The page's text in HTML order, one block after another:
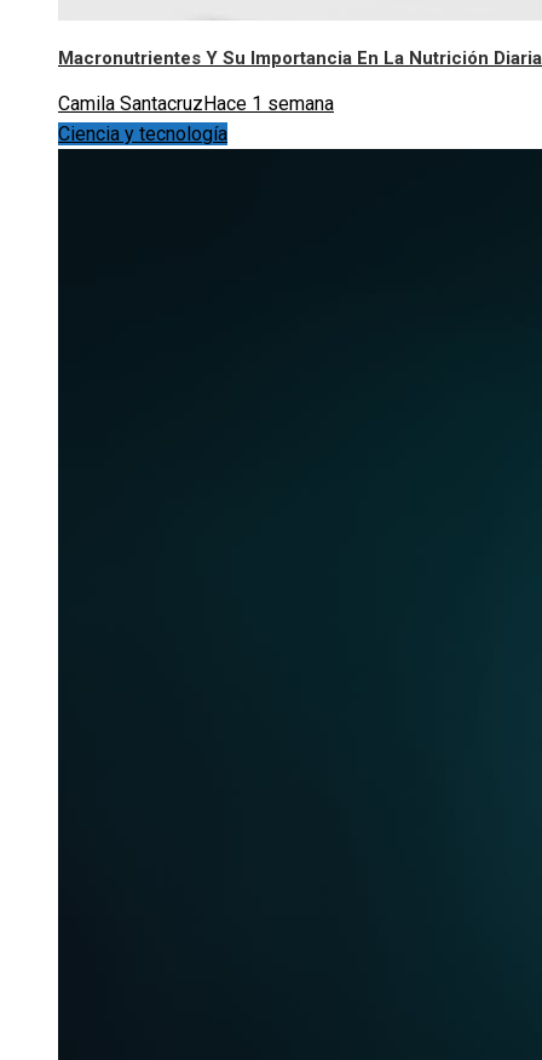
Macronutrientes Y Su Importancia En La Nutrición Diaria
Camila SantacruzHace 1 semana
Ciencia y tecnología